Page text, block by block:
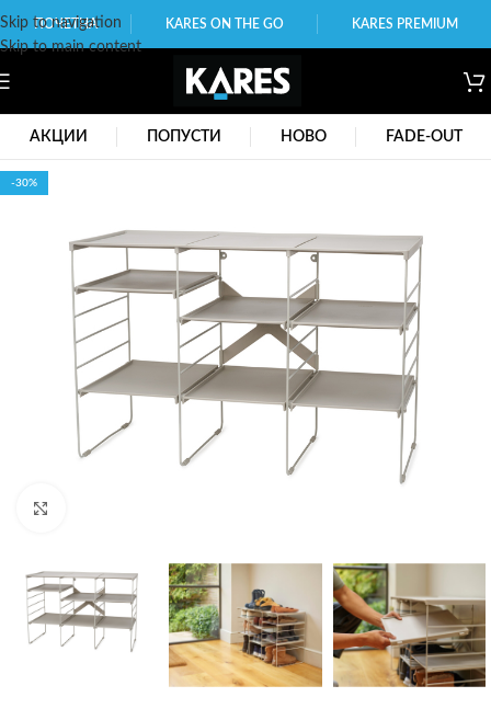
Skip to navigation
Skip to main content
ПОЧЕТНА KARES ON THE GO KARES PREMIUM
АКЦИИ ПОПУСТИ НОВО FADE-OUT
-30%